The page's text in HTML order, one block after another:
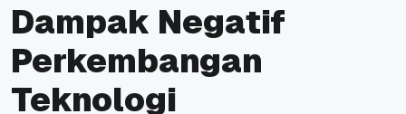
Dampak Negatif
Perkembangan
Teknologi